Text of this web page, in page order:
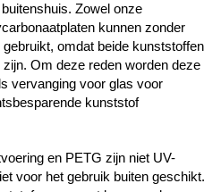
Zowel onze
kunnen zonder
omdat beide kunststoffen
Om deze reden worden deze
vervanging voor glas voor
kunststof
en PETG zijn niet UV-
voor het gebruik buiten geschikt.